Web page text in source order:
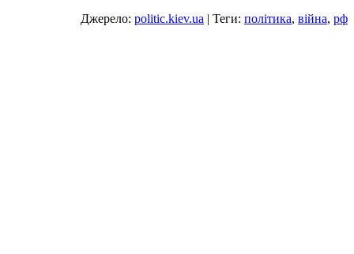
Джерело: politic.kiev.ua | Теги: політика, війна, рф